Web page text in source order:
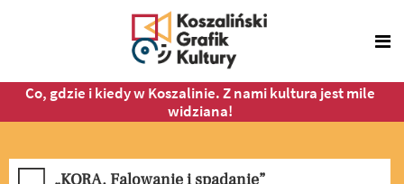
Co, gdzie i kiedy w Koszalinie. Z nami kultura jest mile
widziana!